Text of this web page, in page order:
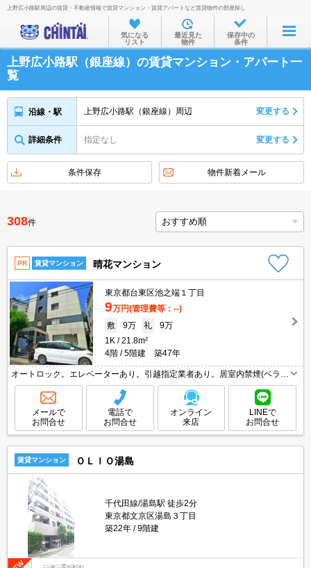
お部屋を探す
沿線・駅から
住所から
家賃相場から
不動産会社から
上野広小路駅周辺の賃貸・不動産情報で賃貸マンション・賃貸アパートなど賃貸物件の部屋探し
気になる
リスト
最近見た
物件
保存中の
条件
上野広小路駅（銀座線）の賃貸マンション・アパート一
覧
沿線・駅 上野広小路駅（銀座線）周辺 変更する
詳細条件 指定なし 変更する
条件保存 物件新着メール
308件
PR 賃貸マンション 晴花マンション
東京都台東区池之端１丁目
9万円(管理費等：--)
敷
9万 礼
9万
1K
21.8m²
4階
5階建 築47年
オートロック。エレベーターあり。引越指定業者あり。居室内禁煙(ベラン
ダ含)※電子タバコも不可。1年未満の解約時、違約金1ヶ月分発生。保証
委託料（賃料総額に対し、初回額50％、月額2％）。
メールで
お問合せ
電話で
お問合せ
オンライン
来店
LINEで
お問合せ
賃貸マンション ＯＬＩＯ湯島
千代田線/湯島駅 徒歩2分
東京都文京区湯島３丁目
築22年
9階建